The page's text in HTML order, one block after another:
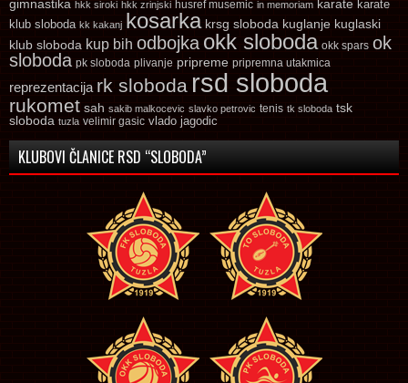
gimnastika hkk siroki hkk zrinjski husref musemic in memoriam karate karate
klub sloboda kk kakanj kosarka krsg sloboda kuglanje kuglaski
klub sloboda kup bih odbojka okk sloboda okk spars ok
sloboda pk sloboda plivanje pripreme pripremna utakmica
reprezentacija rk sloboda rsd sloboda
rukomet sah sakib malkocevic slavko petrovic tenis tk sloboda tsk
sloboda tuzla velimir gasic vlado jagodic
KLUBOVI ČLANICE RSD “SLOBODA”